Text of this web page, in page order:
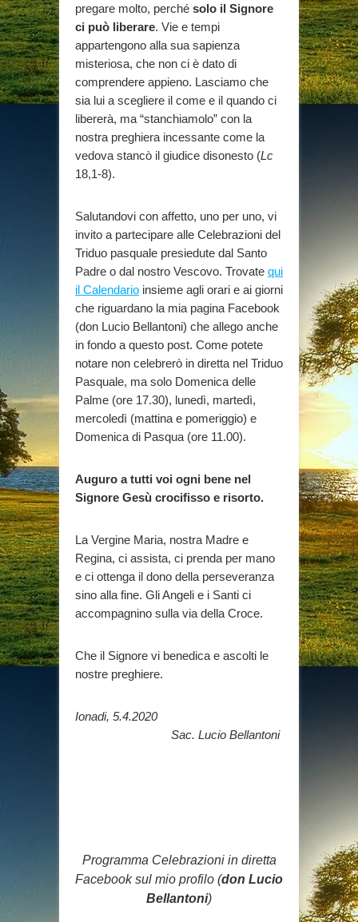
pregare molto, perché solo il Signore
ci può liberare. Vie e tempi
appartengono alla sua sapienza
misteriosa, che non ci è dato di
comprendere appieno. Lasciamo che
sia lui a scegliere il come e il quando ci
libererà, ma “stanchiamolo” con la
nostra preghiera incessante come la
vedova stancò il giudice disonesto (Lc
18,1-8).
Salutandovi con affetto, uno per uno, vi
invito a partecipare alle Celebrazioni del
Triduo pasquale presiedute dal Santo
Padre o dal nostro Vescovo. Trovate qui
il Calendario insieme agli orari e ai giorni
che riguardano la mia pagina Facebook
(don Lucio Bellantoni) che allego anche
in fondo a questo post. Come potete
notare non celebrerò in diretta nel Triduo
Pasquale, ma solo Domenica delle
Palme (ore 17.30), lunedì, martedì,
mercoledì (mattina e pomeriggio) e
Domenica di Pasqua (ore 11.00).
Auguro a tutti voi ogni bene nel
Signore Gesù crocifisso e risorto.
La Vergine Maria, nostra Madre e
Regina, ci assista, ci prenda per mano
e ci ottenga il dono della perseveranza
sino alla fine. Gli Angeli e i Santi ci
accompagnino sulla via della Croce.
Che il Signore vi benedica e ascolti le
nostre preghiere.
Ionadi, 5.4.2020
Sac. Lucio Bellantoni
Programma Celebrazioni in diretta
Facebook sul mio profilo (don Lucio
Bellantoni)